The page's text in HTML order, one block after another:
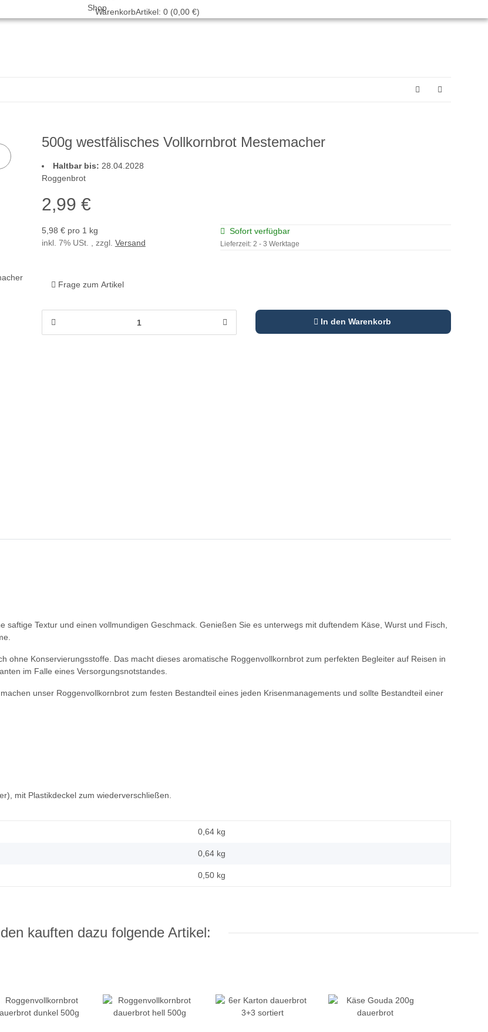
WarenkorbArtikel: 0 (0,00 €)
500g westfälisches Vollkornbrot Mestemacher
Haltbar bis: 28.04.2028
Roggenbrot
2,99 €
5,98 € pro 1 kg
inkl. 7% USt. , zzgl. Versand
Sofort verfügbar
Lieferzeit: 2 - 3 Werktage
Frage zum Artikel
In den Warenkorb
Textur und einen vollmundigen Geschmack. Genießen Sie es unterwegs mit duftendem Käse, Wurst und Fisch,
ohne Konservierungsstoffe. Das macht dieses aromatische Roggenvollkornbrot zum perfekten Begleiter auf Reisen in
im Falle eines Versorgungsnotstandes.
unser Roggenvollkornbrot zum festen Bestandteil eines jeden Krisenmanagements und sollte Bestandteil einer
mit Plastikdeckel zum wiederverschließen.
0,64 kg
0,64 kg
0,50 kg
kauften dazu folgende Artikel: